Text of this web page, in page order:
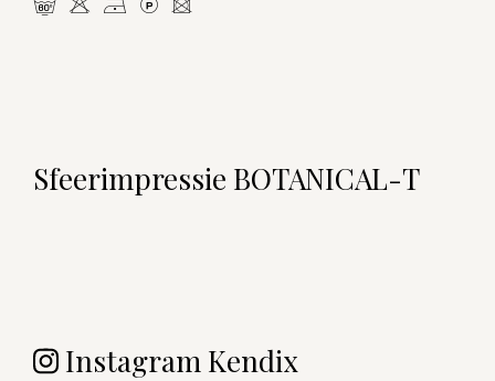
pHDLU
Sfeerimpressie BOTANICAL-T
Instagram Kendix